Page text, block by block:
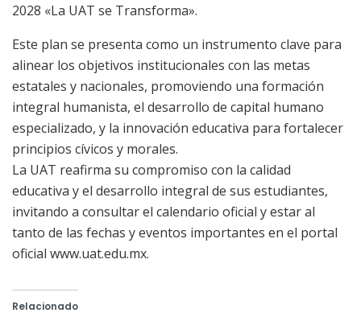
2028 «La UAT se Transforma».
Este plan se presenta como un instrumento clave para
alinear los objetivos institucionales con las metas
estatales y nacionales, promoviendo una formación
integral humanista, el desarrollo de capital humano
especializado, y la innovación educativa para fortalecer
principios cívicos y morales.
La UAT reafirma su compromiso con la calidad
educativa y el desarrollo integral de sus estudiantes,
invitando a consultar el calendario oficial y estar al
tanto de las fechas y eventos importantes en el portal
oficial www.uat.edu.mx.
Relacionado